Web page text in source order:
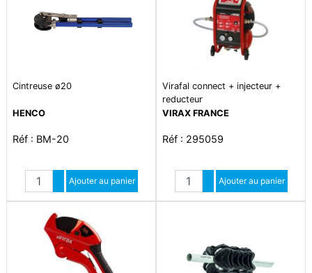
Cintreuse ø20
HENCO
Réf : BM-20
Quantité
Augmenter quantité
Diminuer quantité
Ajouter au panier
Virafal connect + injecteur +
reducteur
VIRAX FRANCE
Réf : 295059
Quantité
Augmenter quantité
Diminuer quantité
Ajouter au panier